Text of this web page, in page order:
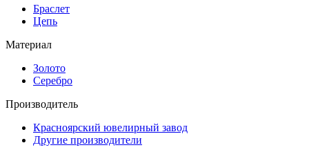
Браслет
Цепь
Материал
Золото
Серебро
Производитель
Красноярский ювелирный завод
Другие производители